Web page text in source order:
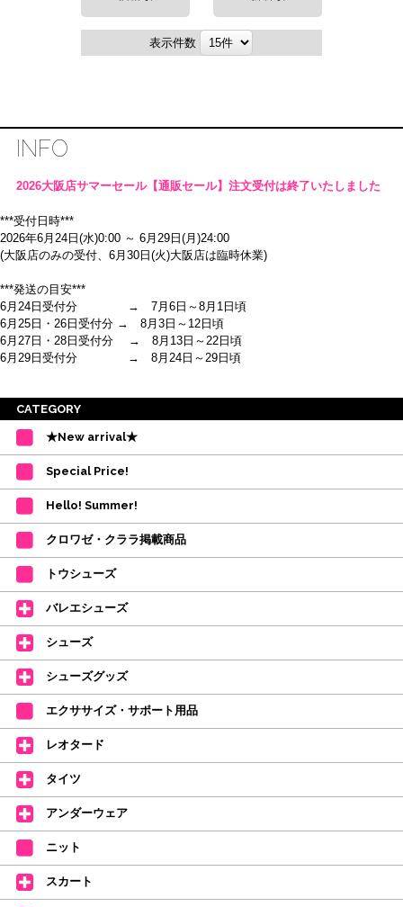
表示件数
INFO
2026大阪店サマーセール【通販セール】注文受付は終了いたしました
***受付日時***
2026年6月24日(水)0:00 ～ 6月29日(月)24:00
(大阪店のみの受付、6月30日(火)大阪店は臨時休業)
***発送の目安***
6月24日受付分 → 7月6日～8月1日頃
6月25日・26日受付分 → 8月3日～12日頃
6月27日・28日受付分 → 8月13日～22日頃
6月29日受付分 → 8月24日～29日頃
※ご注意
間を目安として下さい。
・在庫の確保は発送の直前に行います。カートに入れて注文完了となって
ご注文商品が在庫切れの場合は、上記お目安の頃にご連絡させていただき
カード決済をされたお客様は決済金額の変更をさせていただきます。
【ミルバ×たけいみき】オリジナルタオルが新登場!
レッスンのお供にはもちろん、毎日の持ち歩きやギフトにもぴったりのミル
バオリジナルタオルです。
たけいみきさんが描く「夢かわいい」バレエイラストが、そのままタオルに
なりました。
デラロミラノ2026コレクションの販売を開始しました☆
↑ご購入頂いたお客様に、デラロミラノのロゴ入りボールペンをプレゼント
中。
(お一人様1本限りになります)
価格改定のお知らせ
2026年4月1日よりシューズ全般、衣類など商品を値上げしました。
何卒ご理解いただけますようお願い申し上げます
【シューズのフィッティングについて】
全店、ご予約不要です(18:30まで)。タイツ・ソックス・トウパッドを
持参してください。
CATEGORY
★New arrival★
Special Price!
Hello! Summer!
クロワゼ・クララ掲載商品
トウシューズ
バレエシューズ
シューズ
シューズグッズ
エクササイズ・サポート用品
レオタード
タイツ
アンダーウェア
ニット
スカート